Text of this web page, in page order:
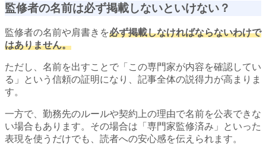
監修者の名前は必ず掲載しないといけない？
監修者の名前や肩書きを必ず掲載しなければならないわけで
はありません。
ただし、名前を出すことで「この専門家が内容を確認してい
る」という信頼の証明になり、記事全体の説得力が高まりま
す。
一方で、勤務先のルールや契約上の理由で名前を公表できな
い場合もあります。その場合は「専門家監修済み」といった
表現を使うだけでも、読者への安心感を伝えられます。